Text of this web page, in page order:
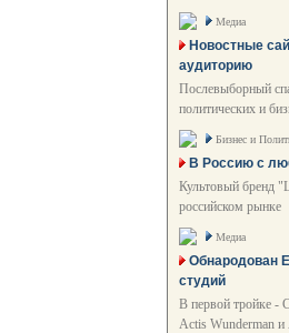
Медиа
Новостные
аудиторию
Послевыборный
политических и
Бизнес и
В Россию с
Культовый бренд
российском рынке
Медиа
Обнародован
студий
В первой тройке -
Actis Wunderman